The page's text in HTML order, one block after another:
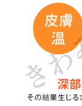
誤動作を起
用しないで
●身体に疾
中、医療機
ず医師にご
●小さなお